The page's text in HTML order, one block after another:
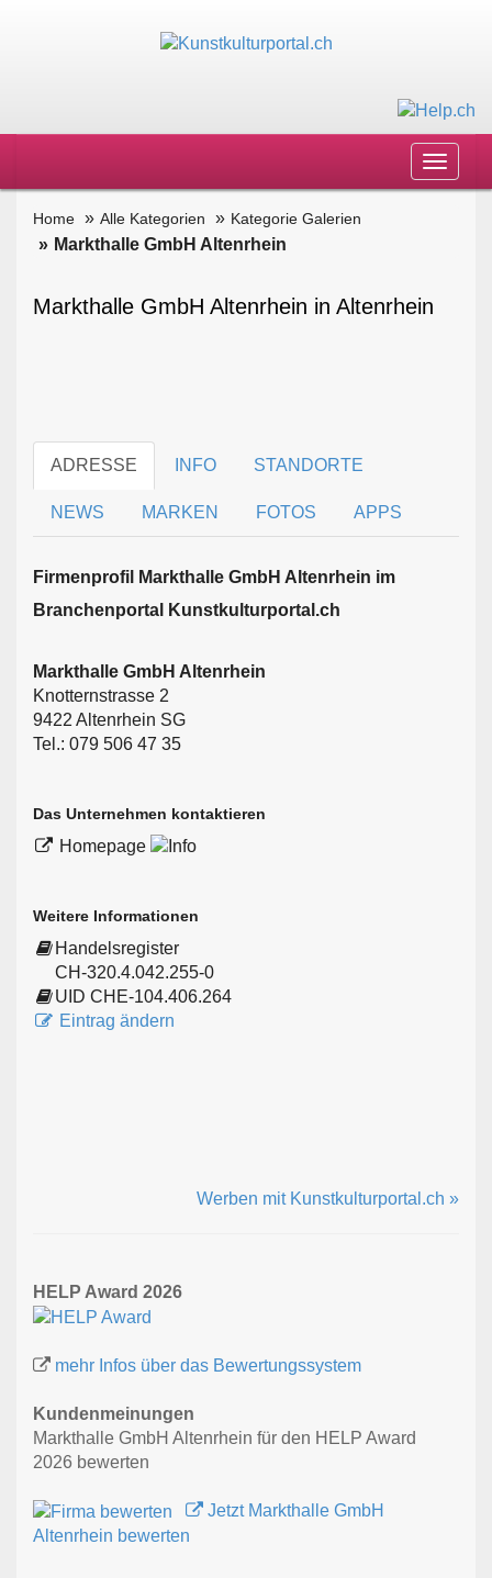
Toggle
Home Alle Kategorien Kategorie Galerien
Markthalle GmbH Altenrhein
Markthalle GmbH Altenrhein in Altenrhein
ADRESSE INFO STANDORTE
NEWS MARKEN FOTOS APPS
Firmen­profil Markthalle GmbH Altenrhein im
Branchen­portal Kunstkulturportal.ch
Markthalle GmbH Altenrhein
Knotternstrasse 2
9422 Altenrhein SG
Tel.: 079 506 47 35
Das Unternehmen kontaktieren
Homepage
Weitere Informationen
Handelsregister
CH-320.4.042.255-0
UID CHE-104.406.264
Eintrag ändern
Werben mit Kunstkulturportal.ch »
HELP Award 2026
mehr Infos über das Bewertungssystem
Kundenmeinungen
Markthalle GmbH Altenrhein für den HELP Award
2026 bewerten
Jetzt Markthalle GmbH
Altenrhein bewerten